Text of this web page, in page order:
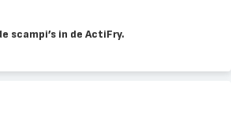
scampi’s in de ActiFry.